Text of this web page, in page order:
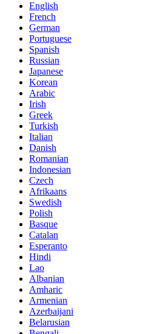
English
French
German
Portuguese
Spanish
Russian
Japanese
Korean
Arabic
Irish
Greek
Turkish
Italian
Danish
Romanian
Indonesian
Czech
Afrikaans
Swedish
Polish
Basque
Catalan
Esperanto
Hindi
Lao
Albanian
Amharic
Armenian
Azerbaijani
Belarusian